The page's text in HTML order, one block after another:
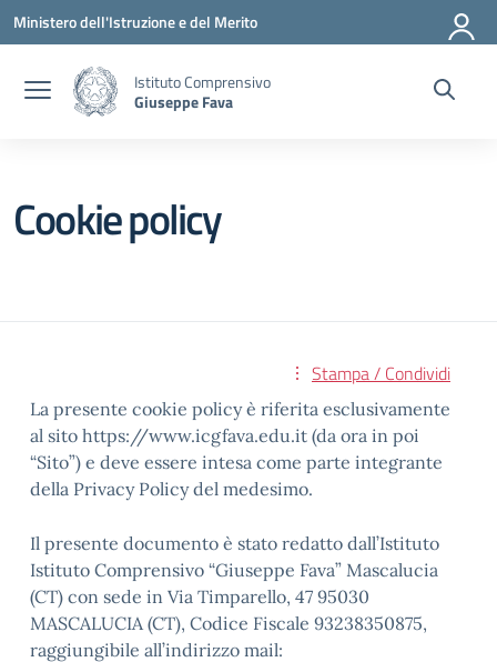
Vai ai contenuti
Vai al menu di navigazione
Vai al footer
Ministero dell'Istruzione e del Merito
Istituto Comprensivo
Giuseppe Fava
Cookie policy
Stampa / Condividi
La presente cookie policy è riferita esclusivamente
al sito https://www.icgfava.edu.it (da ora in poi
“Sito”) e deve essere intesa come parte integrante
della Privacy Policy del medesimo.
Il presente documento è stato redatto dall’Istituto
Istituto Comprensivo “Giuseppe Fava” Mascalucia
(CT) con sede in Via Timparello, 47 95030
MASCALUCIA (CT), Codice Fiscale 93238350875,
raggiungibile all’indirizzo mail: